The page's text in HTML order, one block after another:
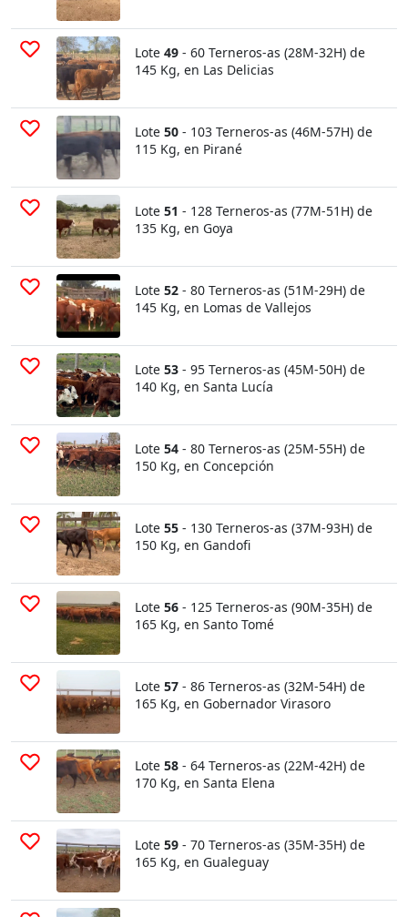
Lote 49 - 60 Terneros-as (28M-32H) de
145 Kg, en Las Delicias
Lote 50 - 103 Terneros-as (46M-57H) de
115 Kg, en Pirané
Lote 51 - 128 Terneros-as (77M-51H) de
135 Kg, en Goya
Lote 52 - 80 Terneros-as (51M-29H) de
145 Kg, en Lomas de Vallejos
Lote 53 - 95 Terneros-as (45M-50H) de
140 Kg, en Santa Lucía
Lote 54 - 80 Terneros-as (25M-55H) de
150 Kg, en Concepción
Lote 55 - 130 Terneros-as (37M-93H) de
150 Kg, en Gandofi
Lote 56 - 125 Terneros-as (90M-35H) de
165 Kg, en Santo Tomé
Lote 57 - 86 Terneros-as (32M-54H) de
165 Kg, en Gobernador Virasoro
Lote 58 - 64 Terneros-as (22M-42H) de
170 Kg, en Santa Elena
Lote 59 - 70 Terneros-as (35M-35H) de
165 Kg, en Gualeguay